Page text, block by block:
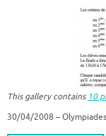
This gallery contains 10
30/04/2008 –